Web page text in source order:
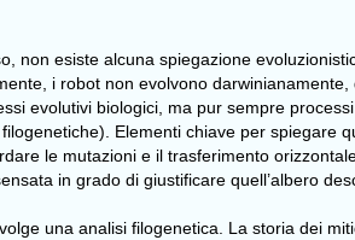
non esiste alcuna spiegazione
i robot non evolvono
evolutivi biologici, ma pur sempre
Elementi chiave per spiegare
le mutazioni e il trasferimento
in grado di giustificare quell’albero
una analisi filogenetica. La storia dei